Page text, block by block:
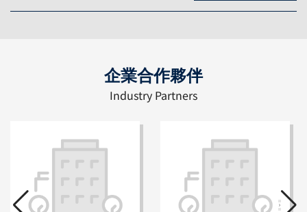
企業合作夥伴
Industry Partners